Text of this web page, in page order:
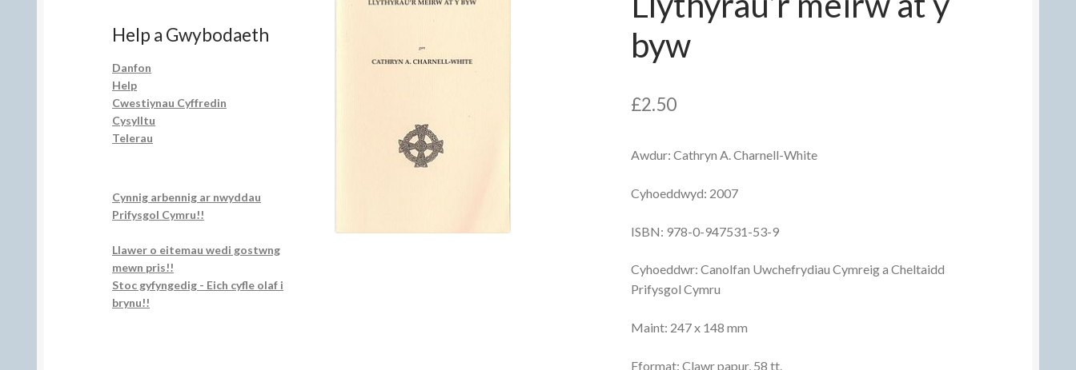
byw
£2.50
Awdur: Cathryn A. Charnell-White
Cyhoeddwyd: 2007
ISBN: 978-0-947531-53-9
Cyhoeddwr: Canolfan Uwchefrydiau Cymreig a Cheltaidd
Prifysgol Cymru
Maint: 247 x 148 mm
Fformat: Clawr papur, 58 tt.
Help a Gwybodaeth
Danfon
Help
Cwestiynau Cyffredin
Cysylltu
Telerau
Cynnig arbennig ar nwyddau
Prifysgol Cymru!!
Llawer o eitemau wedi gostwng
mewn pris!!
Stoc gyfyngedig - Eich cyfle olaf i
brynu!!